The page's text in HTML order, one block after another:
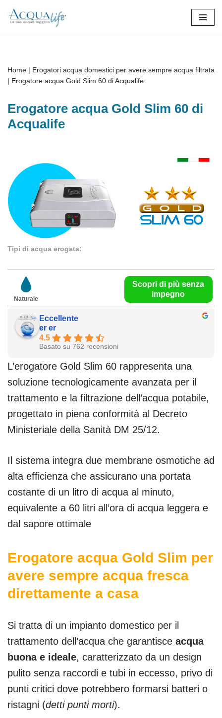
Home | Erogatori acqua domestici per avere sempre acqua filtrata
| Erogatore acqua Gold Slim 60 di Acqualife
Erogatore acqua Gold Slim 60 di
Acqualife
Tipi di acqua erogata:
Naturale
Scopri di più senza
impegno
Eccellente
er er
4.5
Basato su 762 recensioni
L’erogatore Gold Slim 60 rappresenta una
soluzione tecnologicamente avanzata per il
trattamento e la filtrazione dell’acqua potabile,
progettato in piena conformità al Decreto
Ministeriale della Sanità DM 25/12.
Il sistema integra due membrane osmotiche ad
alta efficienza che assicurano una portata
costante di un litro di acqua al minuto,
equivalente a 60 litri all’ora di acqua leggera e
dal sapore ottimale
Erogatore acqua Gold Slim per
avere sempre acqua fresca
direttamente a casa
Si tratta di un impianto domestico per il
trattamento dell’acqua che garantisce acqua
buona e ideale, caratterizzato da un design
pulito senza raccordi e tubi in eccesso, privo di
punti critici dove potrebbero formarsi batteri o
ristagni (detti punti morti).